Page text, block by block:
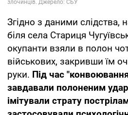
Згідно з даними слідства,
біля села Стариця
окупанти взяли в полон
військових, закривши їм
руки. Під час
завдавали полоненим
імітували страту